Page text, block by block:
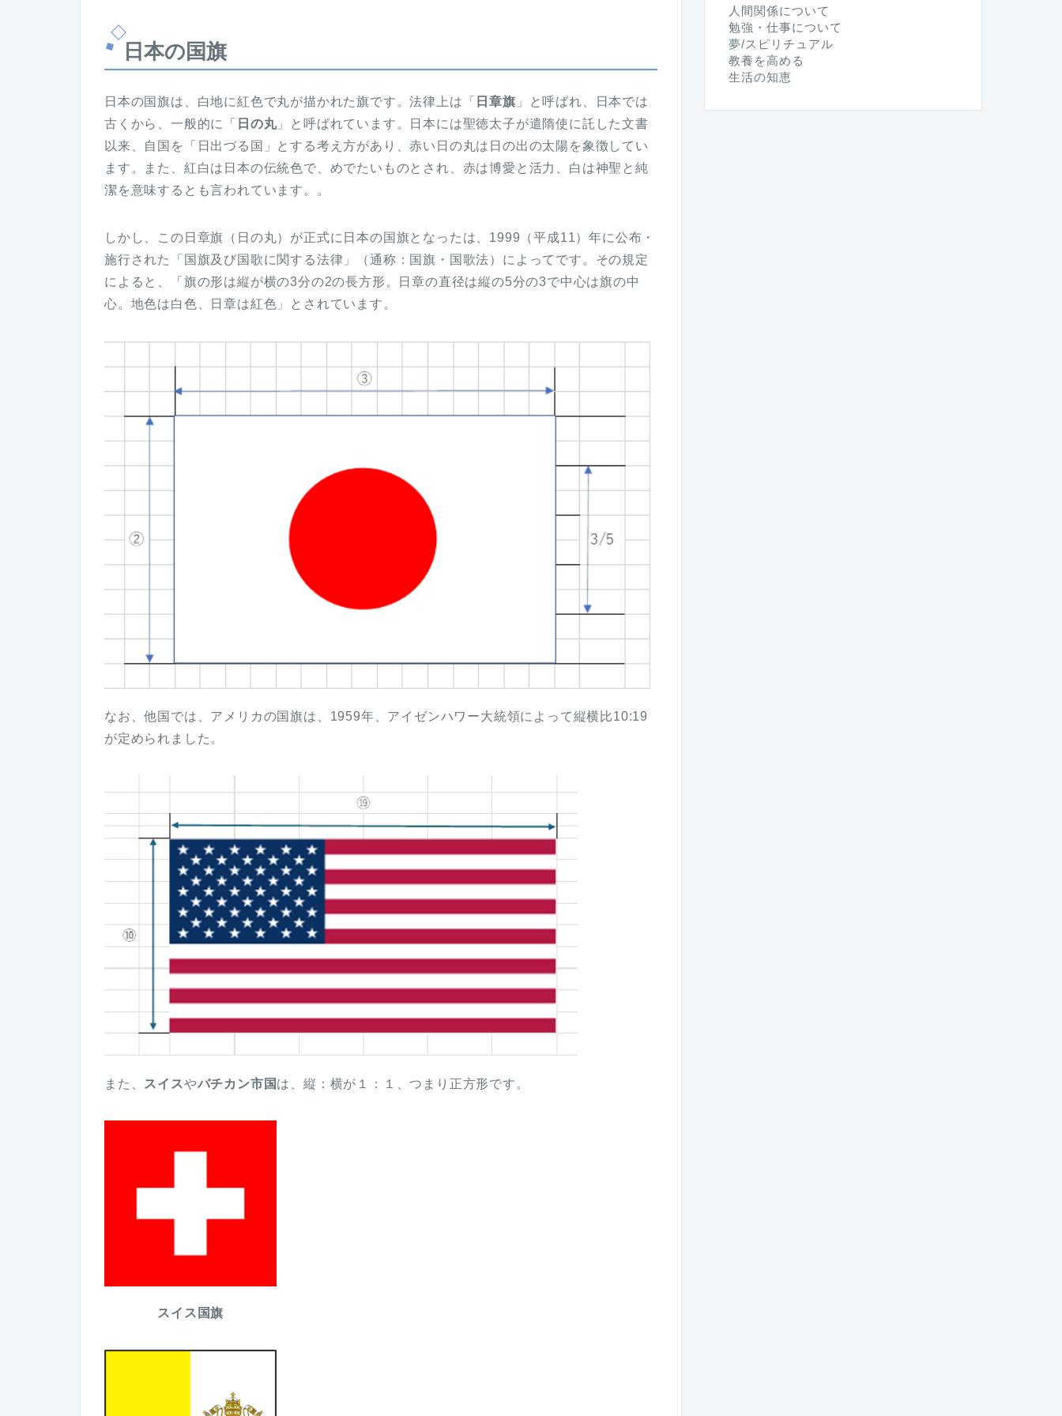
日本の国旗
日本の国旗は、白地に紅色で丸が描かれた旗です。法律上は「 日章旗 」と呼ばれ、日本では
古くから、一般的に「
日の丸」と呼ばれています。日本には聖徳太子が遣隋使に託した文書
以来、自国を「日出づる国」とする考え方があり、赤い日の丸は日の出の太陽を象徴してい
ます。また、紅白は日本の伝統色で、めでたいものとされ、赤は博愛と活力、白は神聖と純
潔を意味するとも言われています。。
しかし、この日章旗（日の丸）が正式に日本の国旗となったは、1999（平成11）年に公布・
施行された「国旗及び国歌に関する法律」（通称：国旗・国歌法）によってです。その規定
によると、「旗の形は縦が横の3分の2の長方形。日章の直径は縦の5分の3で中心は旗の中
心。地色は白色、日章は紅色」とされています。
なお、他国では、アメリカの国旗は、1959年、アイゼンハワー大統領によって縦横比10:19
が定められました。
また、 スイスやバチカン市国は、縦：横が１：１、つまり正方形です。
スイス国旗
人間関係について
勉強・仕事について
夢/スピリチュアル
教養を高める
生活の知恵